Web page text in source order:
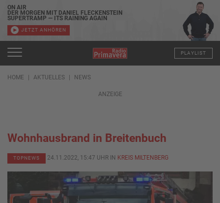
ON AIR
DER MORGEN MIT DANIEL FLECKENSTEIN
SUPERTRAMP — ITS RAINING AGAIN
JETZT ANHÖREN
PLAYLIST
HOME AKTUELLES NEWS
ANZEIGE
Wohnhausbrand in Breitenbuch
TOPNEWS 24.11.2022, 15:47 UHR IN KREIS MILTENBERG